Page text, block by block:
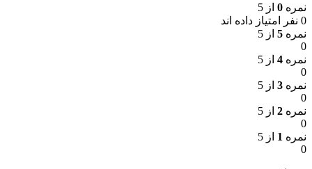
نمره 0 از 5
0 نفر امتیاز داده اند
نمره 5 از 5
0
نمره 4 از 5
0
نمره 3 از 5
0
نمره 2 از 5
0
نمره 1 از 5
0